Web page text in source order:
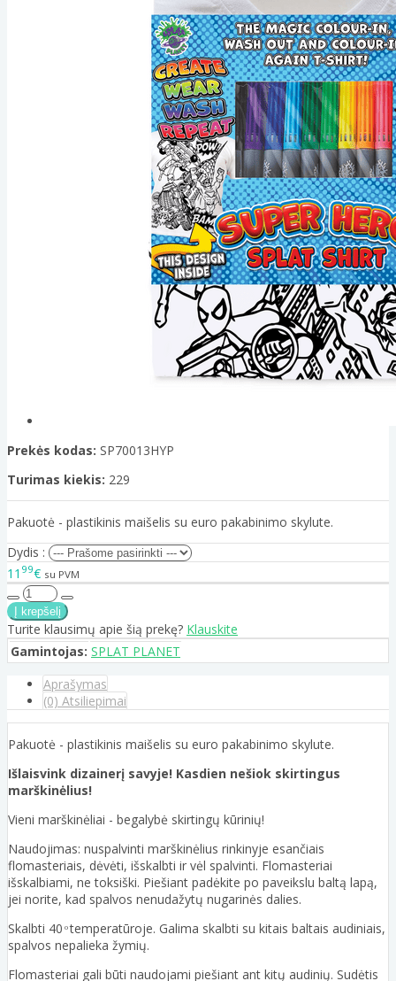
Prekės kodas: SP70013HYP
Turimas kiekis: 229
Pakuotė - plastikinis maišelis su euro pakabinimo skylute.
Dydis :
11 99€ su PVM
Turite klausimų apie šią prekę? Klauskite
Gamintojas: SPLAT PLANET
Aprašymas
(0) Atsiliepimai
Pakuotė - plastikinis maišelis su euro pakabinimo skylute.
Išlaisvink dizainerį savyje! Kasdien nešiok skirtingus
marškinėlius!
Vieni marškinėliai - begalybė skirtingų kūrinių!
Naudojimas: nuspalvinti marškinėlius rinkinyje esančiais
flomasteriais, dėvėti, išskalbti ir vėl spalvinti. Flomasteriai
išskalbiami, ne toksiški. Piešiant padėkite po paveikslu baltą lapą,
jei norite, kad spalvos nenudažytų nugarinės dalies.
Skalbti 40 ͦ temperatūroje. Galima skalbti su kitais baltais audiniais,
spalvos nepalieka žymių.
Flomasteriai gali būti naudojami piešiant ant kitų audinių. Sudėtis